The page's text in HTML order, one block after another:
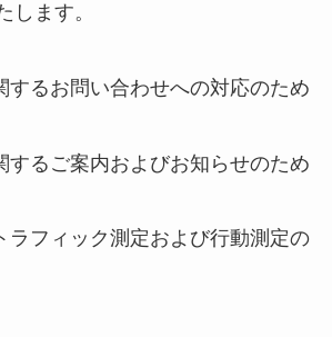
します。
するお問い合わせへの対応のため
するご案内およびお知らせのため
ラフィック測定および行動測定の